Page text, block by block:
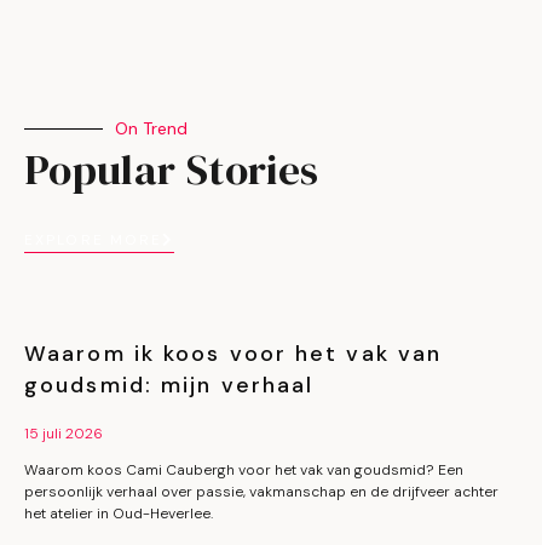
On Trend
Popular Stories
Waarom ik koos voor het vak van
goudsmid: mijn verhaal
15 juli 2026
Waarom koos Cami Caubergh voor het vak van goudsmid? Een
persoonlijk verhaal over passie, vakmanschap en de drijfveer achter
het atelier in Oud-Heverlee.